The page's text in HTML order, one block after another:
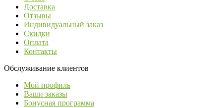
Доставка
Отзывы
Индивидуальный заказ
Скидки
Оплата
Контакты
Обслуживание клиентов
Мой профиль
Ваши заказы
Бонусная программа